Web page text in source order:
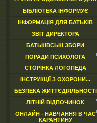
БІБЛІОТЕКА ІНФОРМУЄ
ІНФОРМАЦІЯ ДЛЯ БАТЬКІВ
ЗВІТ ДИРЕКТОРА
БАТЬКІВСЬКІ ЗБОРИ
ПОРАДИ ПСИХОЛОГА
СТОРІНКА ЛОГОПЕДА
ІНСТРУКЦІЇ З ОХОРОНИ...
БЕЗПЕКА ЖИТТЄДІЯЛЬНОСТІ
ЛІТНІЙ ВІДПОЧИНОК
ОНЛАЙН - НАВЧАННЯ В ЧАС
КАРАНТИНУ